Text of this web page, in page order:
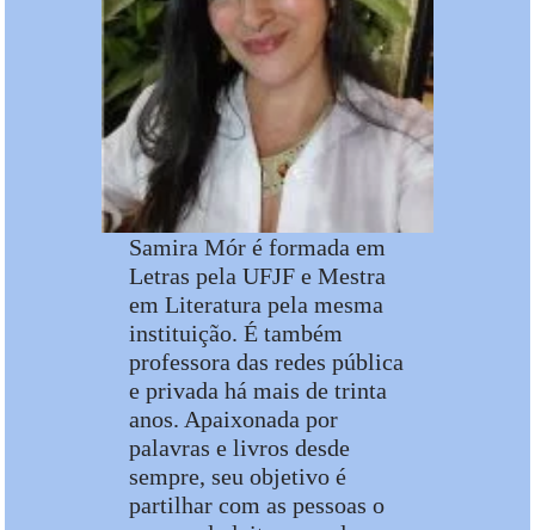
Samira Mór é formada em
Letras pela UFJF e Mestra
em Literatura pela mesma
instituição. É também
professora das redes pública
e privada há mais de trinta
anos. Apaixonada por
palavras e livros desde
sempre, seu objetivo é
partilhar com as pessoas o